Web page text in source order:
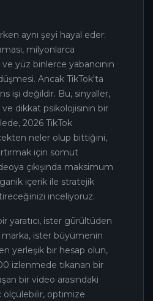
aynı şeyi hayal eder:
milyonlarca
yüz binlerce yabancının
Ancak TikTok'ta
işi değildir. Bu, sinyaller,
dikkat psikolojisinin bir
2026 TikTok
neler olup bittiğini,
için somut
çıkışında maksimum
içerik ile stratejik
inceliyoruz.
yaratıcı, ister gürültüden
marka, ister büyümenin
yerleşik bir hesap olun,
izlenmede tıkanan bir
bir video arasındaki
optimize